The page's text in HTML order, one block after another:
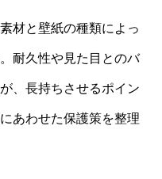
材と壁紙の種類によっ
耐久性や見た目とのバ
、長持ちさせるポイン
あわせた保護策を整理